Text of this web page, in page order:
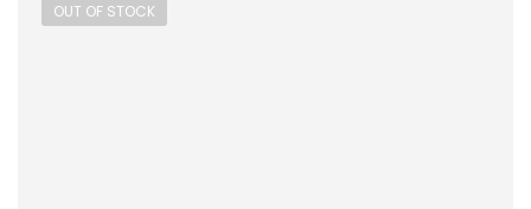
OUT OF STOCK